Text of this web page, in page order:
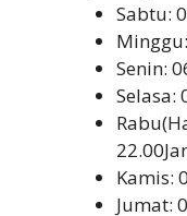
Sabtu:
Senin:
Selasa:
Kamis:
Jumat: